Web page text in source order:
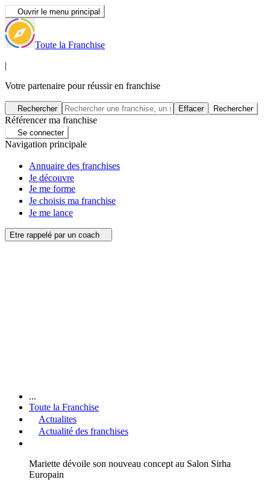
Ouvrir le menu principal
Toute la Franchise
|
Votre partenaire pour réussir en franchise
Rechercher Effacer Rechercher
Référencer ma franchise
Se connecter
Navigation principale
Annuaire des franchises
Je découvre
Je me forme
Je choisis ma franchise
Je me lance
Etre rappelé par un coach
...
Toute la Franchise
Actualites
Actualité des franchises
Mariette dévoile son nouveau concept au Salon Sirha
Europain